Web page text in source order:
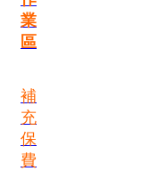
業
區
補
充
保
費